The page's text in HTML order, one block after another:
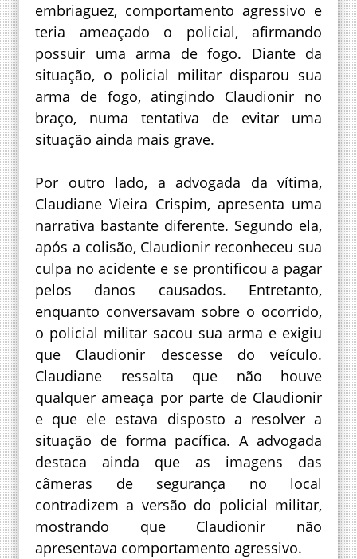
embriaguez, comportamento agressivo e
teria ameaçado o policial, afirmando
possuir uma arma de fogo. Diante da
situação, o policial militar disparou sua
arma de fogo, atingindo Claudionir no
braço, numa tentativa de evitar uma
situação ainda mais grave.
Por outro lado, a advogada da vítima,
Claudiane Vieira Crispim, apresenta uma
narrativa bastante diferente. Segundo ela,
após a colisão, Claudionir reconheceu sua
culpa no acidente e se prontificou a pagar
pelos danos causados. Entretanto,
enquanto conversavam sobre o ocorrido,
o policial militar sacou sua arma e exigiu
que Claudionir descesse do veículo.
Claudiane ressalta que não houve
qualquer ameaça por parte de Claudionir
e que ele estava disposto a resolver a
situação de forma pacífica. A advogada
destaca ainda que as imagens das
câmeras de segurança no local
contradizem a versão do policial militar,
mostrando que Claudionir não
apresentava comportamento agressivo.